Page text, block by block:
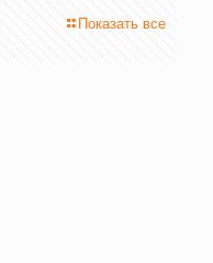
Показать все